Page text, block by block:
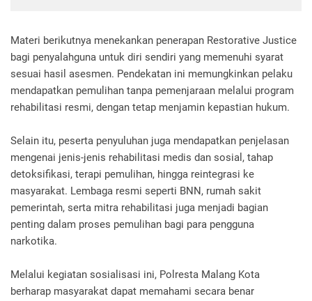
Materi berikutnya menekankan penerapan Restorative Justice
bagi penyalahguna untuk diri sendiri yang memenuhi syarat
sesuai hasil asesmen. Pendekatan ini memungkinkan pelaku
mendapatkan pemulihan tanpa pemenjaraan melalui program
rehabilitasi resmi, dengan tetap menjamin kepastian hukum.
Selain itu, peserta penyuluhan juga mendapatkan penjelasan
mengenai jenis-jenis rehabilitasi medis dan sosial, tahap
detoksifikasi, terapi pemulihan, hingga reintegrasi ke
masyarakat. Lembaga resmi seperti BNN, rumah sakit
pemerintah, serta mitra rehabilitasi juga menjadi bagian
penting dalam proses pemulihan bagi para pengguna
narkotika.
Melalui kegiatan sosialisasi ini, Polresta Malang Kota
berharap masyarakat dapat memahami secara benar